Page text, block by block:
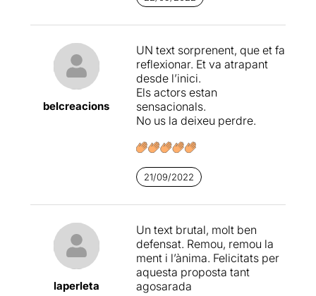
belcreacions
UN text sorprenent, que et fa
reflexionar. Et va atrapant
desde l’inici.
Els actors estan
sensacionals.
No us la deixeu perdre.
21/09/2022
laperleta
Un text brutal, molt ben
defensat. Remou, remou la
ment i l’ànima. Felicitats per
aquesta proposta tant
agosarada